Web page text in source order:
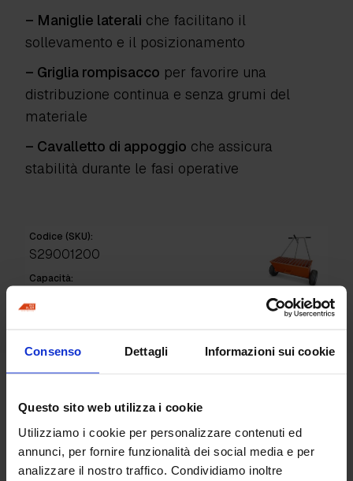
Consenso Dettagli Informazioni sui cookie
Questo sito web utilizza i cookie
Utilizziamo i cookie per personalizzare contenuti ed
annunci, per fornire funzionalità dei social media e per
analizzare il nostro traffico. Condividiamo inoltre
– Maniglie laterali che facilitano il
sollevamento e il posizionamento
– Griglia rompisacco per favorire una
distribuzione continua e senza grumi del
materiale
– Cavalletto di appoggio che assicura
stabilità durante le fasi operative
Codice (SKU):
S29001200
Capacità:
Hai bisogno di
informazioni per questo
prodotto?